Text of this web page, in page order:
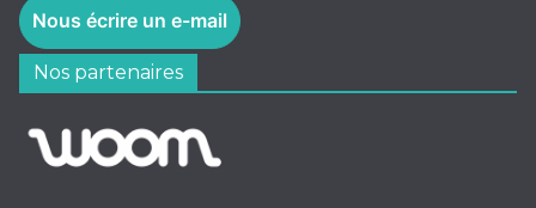
Nous écrire un e-mail
Nos partenaires